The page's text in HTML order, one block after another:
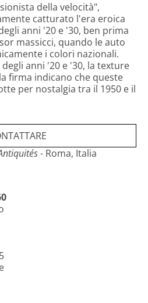
della velocità",
catturato l'era eroica
anni '20 e '30, ben prima
massicci, quando le auto
i colori nazionali.
anni '20 e '30, la texture
firma indicano che queste
per nostalgia tra il 1950 e il
- Roma, Italia